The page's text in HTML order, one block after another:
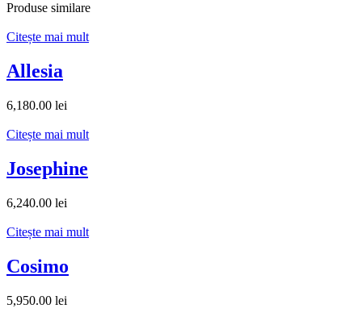
Produse similare
Citește mai mult
Allesia
6,180.00 lei
Citește mai mult
Josephine
6,240.00 lei
Citește mai mult
Cosimo
5,950.00 lei